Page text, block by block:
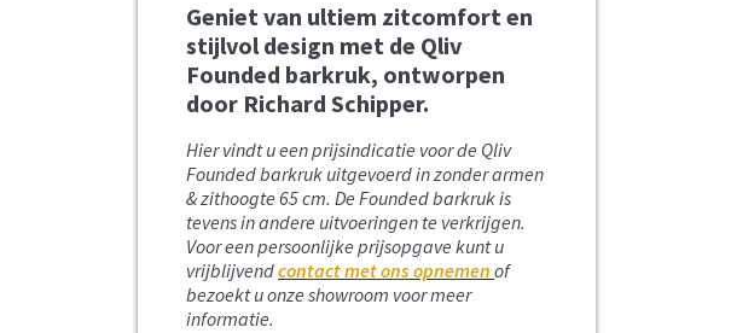
Geniet van ultiem zitcomfort en
stijlvol design met de Qliv
Founded barkruk, ontworpen
door Richard Schipper.
Hier vindt u een prijsindicatie voor de Qliv
Founded barkruk uitgevoerd in zonder armen
& zithoogte 65 cm. De Founded barkrukis
tevens in andere uitvoeringen te verkrijgen.
Voor een persoonlijke prijsopgave kunt u
vrijblijvendcontact met ons opnemen of
bezoekt u onze showroom voor meer
informatie.